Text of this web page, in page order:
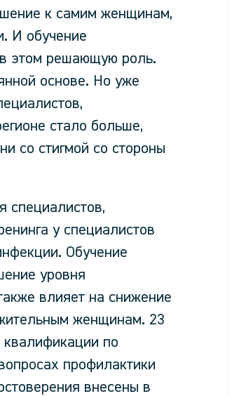
к самим женщинам,
И обучение
этом решающую роль.
основе. Но уже
стало больше,
со стигмой со стороны
специалистов,
у специалистов
Обучение
уровня
влияет на снижение
женщинам. 23
по
профилактики
внесены в